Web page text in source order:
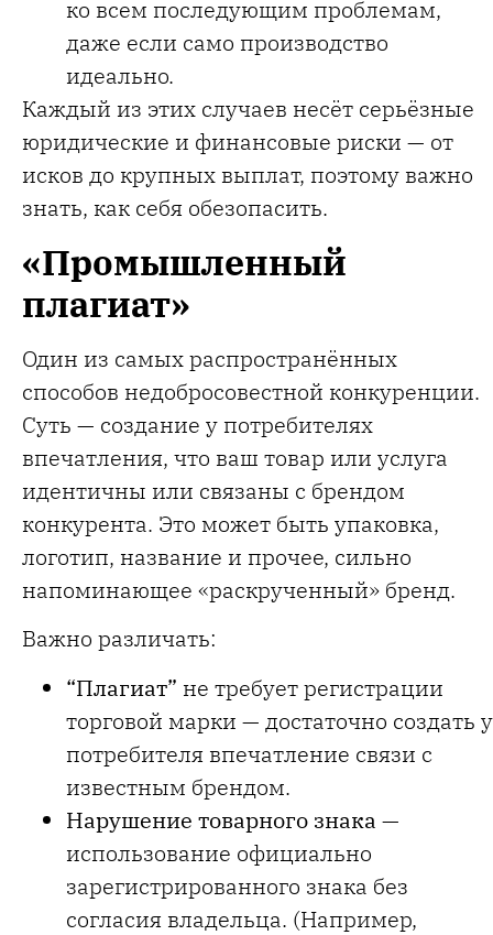
ко всем последующим проблемам,
даже если само производство
идеально.
Каждый из этих случаев несёт серьёзные
юридические и финансовые риски — от
исков до крупных выплат, поэтому важно
знать, как себя обезопасить.
«Промышленный
плагиат»
Один из самых распространённых
способов недобросовестной конкуренции.
Суть — создание у потребителях
впечатления, что ваш товар или услуга
идентичны или связаны с брендом
конкурента. Это может быть упаковка,
логотип, название и прочее, сильно
напоминающее «раскрученный» бренд.
Важно различать:
“Плагиат” не требует регистрации
торговой марки — достаточно создать у
потребителя впечатление связи с
известным брендом.
Нарушение товарного знака —
использование официально
зарегистрированного знака без
согласия владельца. (Например,